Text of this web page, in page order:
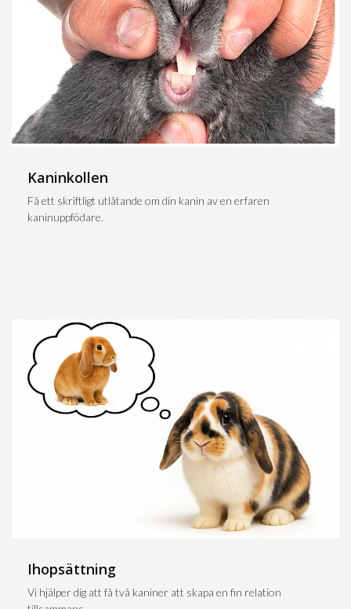
Kaninkollen
Få ett skriftligt utlåtande om din kanin av en erfaren
kaninuppfödare.
Ihopsättning
Vi hjälper dig att få två kaniner att skapa en fin relation